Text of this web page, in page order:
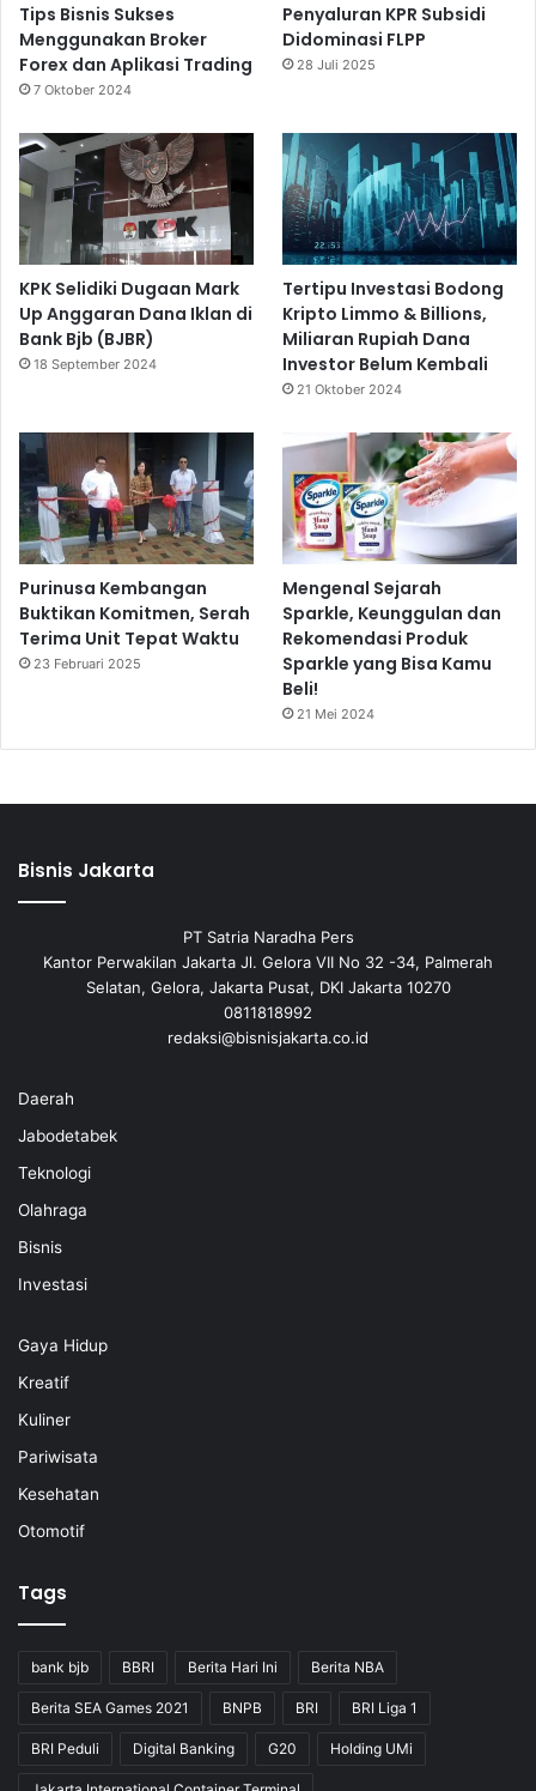
Tips Bisnis Sukses
Menggunakan Broker
Forex dan Aplikasi Trading
7 Oktober 2024
Penyaluran KPR Subsidi
Didominasi FLPP
28 Juli 2025
KPK Selidiki Dugaan Mark
Up Anggaran Dana Iklan di
Bank Bjb (BJBR)
18 September 2024
Tertipu Investasi Bodong
Kripto Limmo & Billions,
Miliaran Rupiah Dana
Investor Belum Kembali
21 Oktober 2024
Purinusa Kembangan
Buktikan Komitmen, Serah
Terima Unit Tepat Waktu
23 Februari 2025
Mengenal Sejarah
Sparkle, Keunggulan dan
Rekomendasi Produk
Sparkle yang Bisa Kamu
Beli!
21 Mei 2024
Bisnis Jakarta
PT Satria Naradha Pers
Kantor Perwakilan Jakarta Jl. Gelora VII No 32 -34, Palmerah
Selatan, Gelora, Jakarta Pusat, DKI Jakarta 10270
0811818992
redaksi@bisnisjakarta.co.id
Daerah
Jabodetabek
Teknologi
Olahraga
Bisnis
Investasi
Gaya Hidup
Kreatif
Kuliner
Pariwisata
Kesehatan
Otomotif
Tags
bank bjb BBRI Berita Hari Ini Berita NBA
Berita SEA Games 2021 BNPB BRI BRI Liga 1
BRI Peduli Digital Banking G20 Holding UMi